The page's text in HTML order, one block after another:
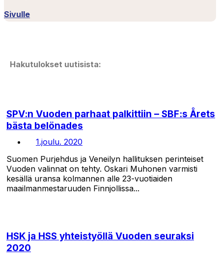
Sivulle
Hakutulokset uutisista:
SPV:n Vuoden parhaat palkittiin – SBF:s Årets
bästa belönades
1.joulu. 2020
Suomen Purjehdus ja Veneilyn hallituksen perinteiset
Vuoden valinnat on tehty. Oskari Muhonen varmisti
kesällä uransa kolmannen alle 23-vuotiaiden
maailmanmestaruuden Finnjollissa...
HSK ja HSS yhteistyöllä Vuoden seuraksi
2020